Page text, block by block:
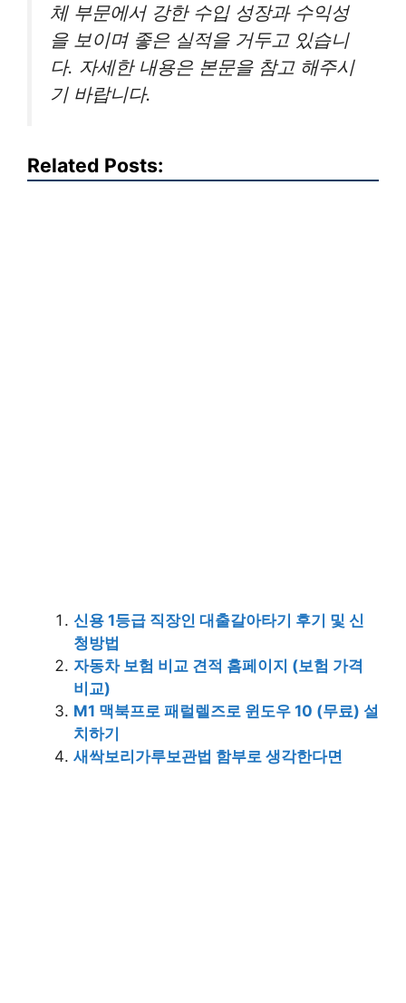
체 부문에서 강한 수입 성장과 수익성
을 보이며 좋은 실적을 거두고 있습니
다. 자세한 내용은 본문을 참고 해주시
기 바랍니다.
Related Posts:
신용 1등급 직장인 대출갈아타기 후기 및 신
청방법
자동차 보험 비교 견적 홈페이지 (보험 가격
비교)
M1 맥북프로 패럴렐즈로 윈도우 10 (무료) 설
치하기
새싹보리가루보관법 함부로 생각한다면